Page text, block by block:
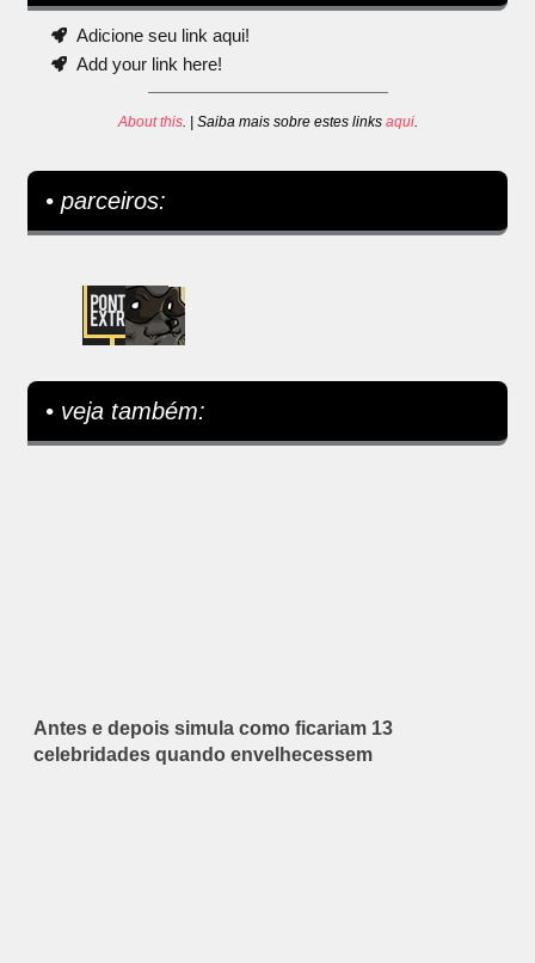
Adicione seu link aqui!
Add your link here!
About this. | Saiba mais sobre estes links aqui.
• parceiros:
• veja também:
Antes e depois simula como ficariam 13
celebridades quando envelhecessem